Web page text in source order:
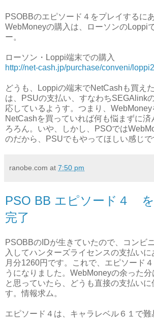
PSOBBのエピソード４をプレイするに
WebMoneyの購入は、ローソンのLoppi
ー。
ローソン・Loppi端末での購入
http://net-cash.jp/purchase/conveni/
どうも、Loppiの端末でNetCashも買え
は、PSUの支払い、すなわちSEGAlink
応しているようす。つまり、WebMoney
NetCashを買っていれば何も悩まずに済
ろろん。いや、しかし、PSOでは
のだから、PSUでもやってほしい感じで
ranobe.com at 7:50 pm
PSO BB エピソード４
完了
PSOBBのIDが生きていたので、コンビ
入してハンターズライセンスの支払い
月分1260円です。これで、エピソード
うになりました。WebMoneyの余った
と思っていたら、どうも直接の支払い
す。情報求ム。
エピソード４は、キャラレベル６１で